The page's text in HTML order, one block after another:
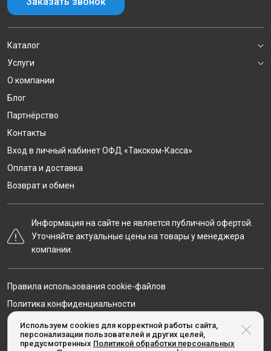
Используем cookies для корректной работы сайта,
персонализации пользователей и других целей,
предусмотренных Политикой обработки персональных
Каталог
Услуги
О компании
Блог
Партнёрство
Контакты
Вход в личный кабинет ОФД «Такском-Касса»
Оплата и доставка
Возврат и обмен
Информация на сайте не является публичной офертой.
Уточняйте актуальные цены на товары у менеджера
компании.
Правила использования cookie-файлов
Политика конфиденциальности
Карта сайта